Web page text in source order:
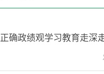
确政绩观学习教育走